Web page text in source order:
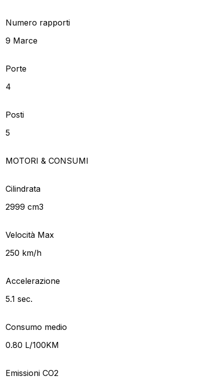
Numero rapporti
9 Marce
Porte
4
Posti
5
MOTORI & CONSUMI
Cilindrata
2999 cm3
Velocità Max
250 km/h
Accelerazione
5.1 sec.
Consumo medio
0.80 L/100KM
Emissioni CO2